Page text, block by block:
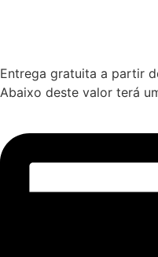
Entrega gratuita a partir
Abaixo deste valor terá